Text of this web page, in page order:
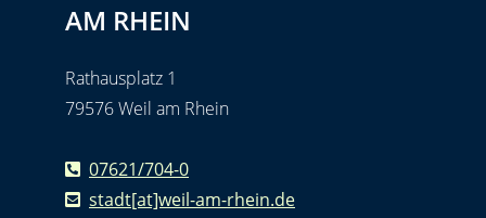
AM RHEIN
Rathausplatz 1
79576 Weil am Rhein
07621/704-0
stadt[at]weil-am-rhein.de